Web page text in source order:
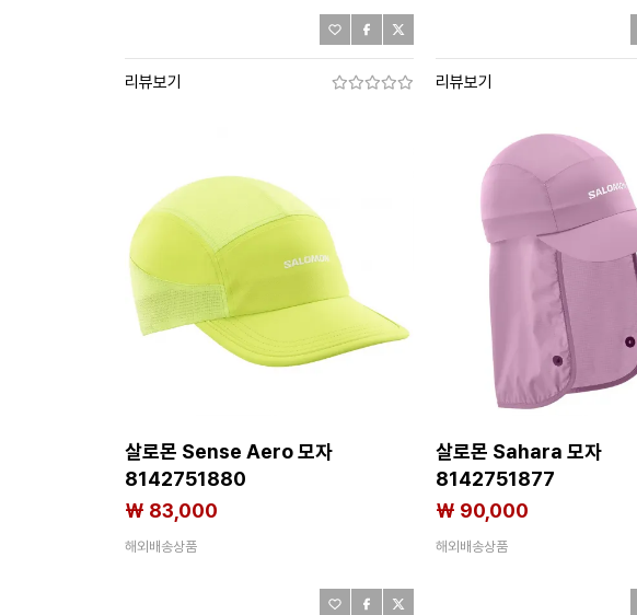
리뷰보기 리뷰보기
살로몬 Sense Aero 모자
8142751880
₩ 83,000
해외배송상품
살로몬 Sahara 모자
8142751877
₩ 90,000
해외배송상품